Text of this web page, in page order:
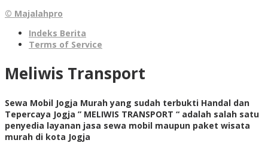
© Majalahpro
Indeks Berita
Terms of Service
Meliwis Transport
Sewa Mobil Jogja Murah yang sudah terbukti Handal dan
Tepercaya Jogja ” MELIWIS TRANSPORT “ adalah salah satu
penyedia layanan jasa sewa mobil maupun paket wisata
murah di kota Jogja